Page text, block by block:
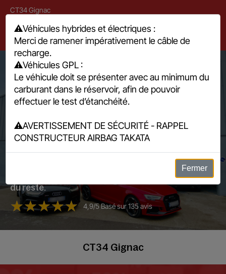
CT34 Gignac
394 rue de la Voie Lactée, 34150 Gignac
04 67 57 29 00
Prenez rendez-vous en ligne
Vous prenez rendez-vous, et nous nous occupons
du reste.
4,9/5 Basé sur 135 avis
CT34 Gignac
⚠️Véhicules hybrides et électriques :
Merci de ramener impérativement le câble de
recharge.
⚠️Véhicules GPL :
Le véhicule doit se présenter avec au minimum du
carburant dans le réservoir, afin de pouvoir
effectuer le test d’étanchéité.
⚠️AVERTISSEMENT DE SÉCURITÉ - RAPPEL
CONSTRUCTEUR AIRBAG TAKATA
Fermer